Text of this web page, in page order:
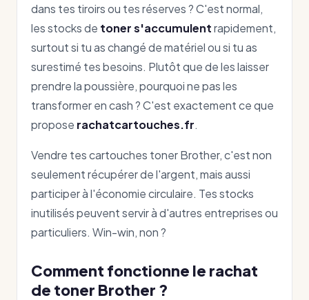
dans tes tiroirs ou tes réserves ? C'est normal,
les stocks de toner s'accumulentrapidement,
surtout si tu as changé de matériel ou si tu as
surestimé tes besoins. Plutôt que de les laisser
prendre la poussière, pourquoi ne pas les
transformer en cash ? C'est exactement ce que
propose rachatcartouches.fr.
Vendre tes cartouches toner Brother, c'est non
seulement récupérer de l'argent, mais aussi
participer à l'économie circulaire. Tes stocks
inutilisés peuvent servir à d'autres entreprises ou
particuliers. Win-win, non ?
Comment fonctionne le rachat
de toner Brother ?